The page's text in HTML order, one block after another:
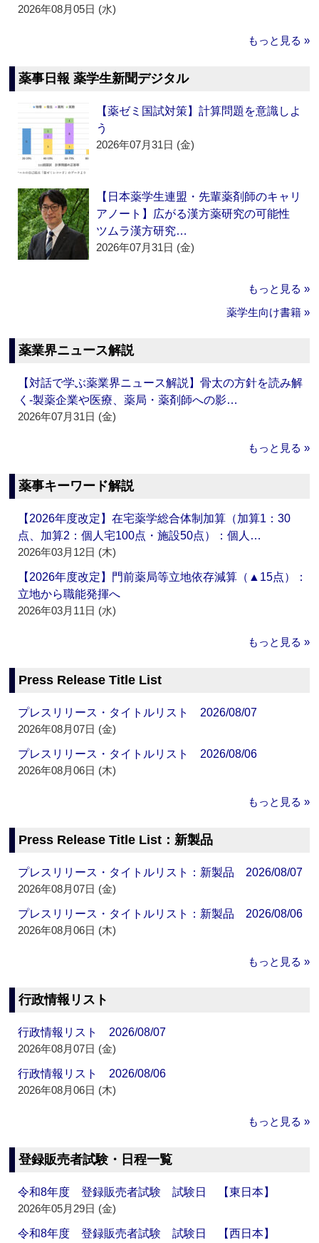
2026年08月05日 (水)
もっと見る »
薬事日報 薬学生新聞デジタル
【薬ゼミ国試対策】計算問題を意識しよ
う
2026年07月31日 (金)
【日本薬学生連盟・先輩薬剤師のキャリ
アノート】広がる漢方薬研究の可能性
ツムラ漢方研究…
2026年07月31日 (金)
もっと見る »
薬学生向け書籍 »
薬業界ニュース解説
【対話で学ぶ薬業界ニュース解説】骨太の方針を読み解
く‐製薬企業や医療、薬局・薬剤師への影…
2026年07月31日 (金)
もっと見る »
薬事キーワード解説
【2026年度改定】在宅薬学総合体制加算（加算1：30
点、加算2：個人宅100点・施設50点）：個人…
2026年03月12日 (木)
【2026年度改定】門前薬局等立地依存減算（▲15点）：
立地から職能発揮へ
2026年03月11日 (水)
もっと見る »
Press Release Title List
プレスリリース・タイトルリスト 2026/08/07
2026年08月07日 (金)
プレスリリース・タイトルリスト 2026/08/06
2026年08月06日 (木)
もっと見る »
Press Release Title List：新製品
プレスリリース・タイトルリスト：新製品 2026/08/07
2026年08月07日 (金)
プレスリリース・タイトルリスト：新製品 2026/08/06
2026年08月06日 (木)
もっと見る »
行政情報リスト
行政情報リスト 2026/08/07
2026年08月07日 (金)
行政情報リスト 2026/08/06
2026年08月06日 (木)
もっと見る »
登録販売者試験・日程一覧
令和8年度 登録販売者試験 試験日 【東日本】
2026年05月29日 (金)
令和8年度 登録販売者試験 試験日 【西日本】